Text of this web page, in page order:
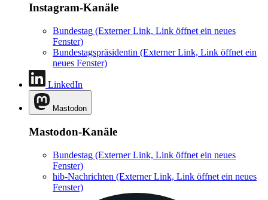
Instagram-Kanäle
Bundestag (Externer Link, Link öffnet ein neues
Fenster)
Bundestagspräsidentin (Externer Link, Link öffnet ein
neues Fenster)
LinkedIn
Mastodon
Mastodon-Kanäle
Bundestag (Externer Link, Link öffnet ein neues
Fenster)
hib-Nachrichten (Externer Link, Link öffnet ein neues
Fenster)